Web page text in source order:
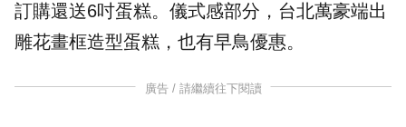
訂購還送6吋蛋糕。儀式感部分，台北萬豪端出
雕花畫框造型蛋糕，也有早鳥優惠。
廣告 / 請繼續往下閱讀